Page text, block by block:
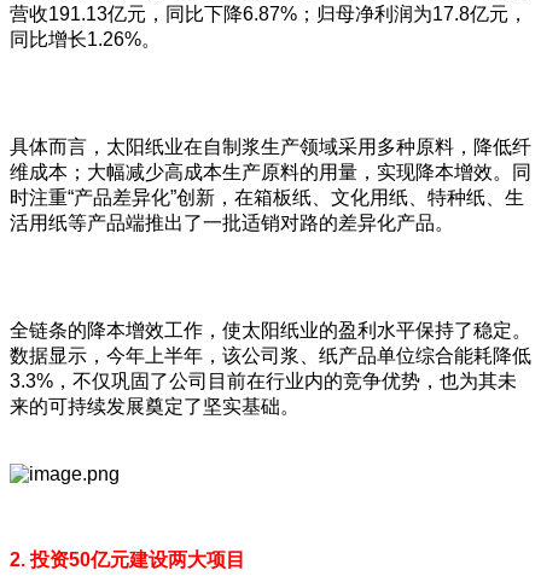
营收191.13亿元，同比下降6.87%；归母净利润为17.8亿元，
同比增长1.26%。
具体而言，太阳纸业在自制浆生产领域采用多种原料，降低纤
维成本；大幅减少高成本生产原料的用量，实现降本增效。同
时注重“产品差异化”创新，在箱板纸、文化用纸、特种纸、生
活用纸等产品端推出了一批适销对路的差异化产品。
全链条的降本增效工作，使太阳纸业的盈利水平保持了稳定。
数据显示，今年上半年，该公司浆、纸产品单位综合能耗降低
3.3%，不仅巩固了公司目前在行业内的竞争优势，也为其未
来的可持续发展奠定了坚实基础。
2. 投资50亿元建设两大项目